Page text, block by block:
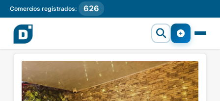
Comercios registrados: 626